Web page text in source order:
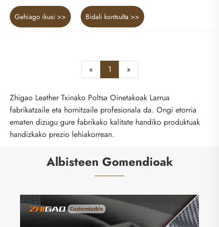
Gehiago ikusi >> Bidali kontsulta >>
« 1 »
Zhigao Leather Txinako Poltsa Oinetakoak Larrua
fabrikatzaile eta hornitzaile profesionala da. Ongi etorria
ematen dizugu gure fabrikako kalitate handiko produktuak
handizkako prezio lehiakorrean.
Albisteen Gomendioak